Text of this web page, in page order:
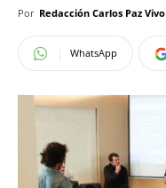
Por Redacción Carlos Paz Vivo
WhatsApp